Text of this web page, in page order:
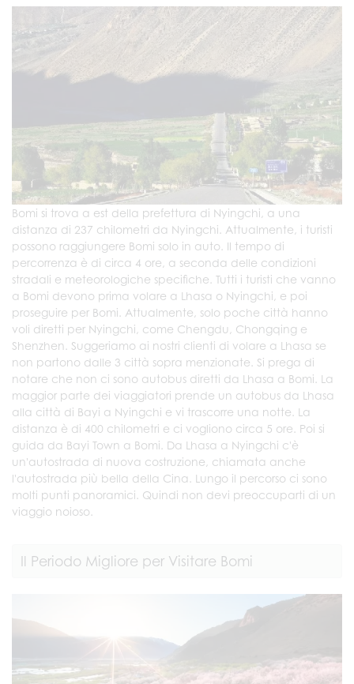
Bomi si trova a est della prefettura di Nyingchi, a una
distanza di 237 chilometri da Nyingchi. Attualmente, i turisti
possono raggiungere Bomi solo in auto. Il tempo di
percorrenza è di circa 4 ore, a seconda delle condizioni
stradali e meteorologiche specifiche. Tutti i turisti che vanno
a Bomi devono prima volare a Lhasa o Nyingchi, e poi
proseguire per Bomi. Attualmente, solo poche città hanno
voli diretti per Nyingchi, come Chengdu, Chongqing e
Shenzhen. Suggeriamo ai nostri clienti di volare a Lhasa se
non partono dalle 3 città sopra menzionate. Si prega di
notare che non ci sono autobus diretti da Lhasa a Bomi. La
maggior parte dei viaggiatori prende un autobus da Lhasa
alla città di Bayi a Nyingchi e vi trascorre una notte. La
distanza è di 400 chilometri e ci vogliono circa 5 ore. Poi si
guida da Bayi Town a Bomi. Da Lhasa a Nyingchi c'è
un'autostrada di nuova costruzione, chiamata anche
l'autostrada più bella della Cina. Lungo il percorso ci sono
molti punti panoramici. Quindi non devi preoccuparti di un
viaggio noioso.
Il Periodo Migliore per Visitare Bomi